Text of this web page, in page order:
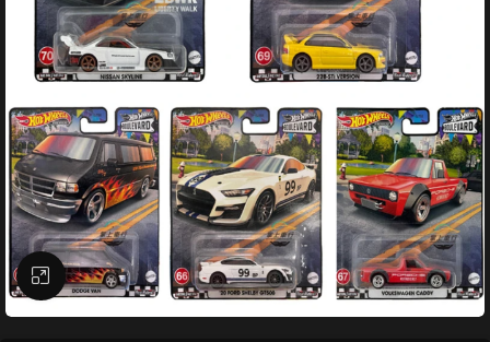
Büyütmek için tıklayın